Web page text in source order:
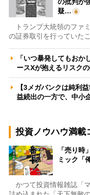
疑…
トランプ大統領のファ
の証券取引を行っていた
「いつ暴発してもお
ースXが抱えるリスク
【3メガバンクは純利
益続出の一方で、中小
投資ノウハウ満載
「売り
ミック「
かつて投資情報雑誌「